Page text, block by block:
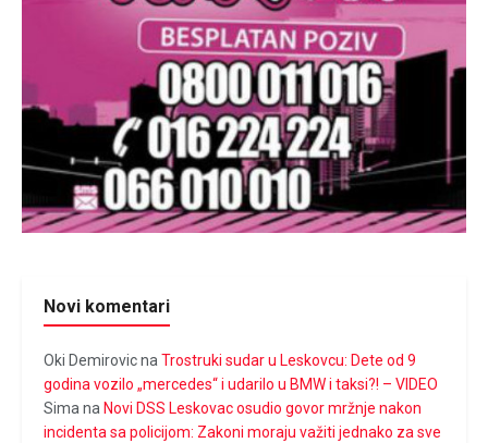
Novi komentari
Oki DemirovicnaTrostruki sudar u Leskovcu: Dete od 9
godina vozilo „mercedes“ i udarilo u BMW i taksi?! – VIDEO
Simana Novi DSS Leskovac osudio govor mržnje nakon
incidenta sa policijom: Zakoni moraju važiti jednako za sve